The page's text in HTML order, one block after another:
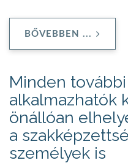
BŐVEBBEN ...
Minden
alkalmazhatók
önállóan
a
személyek is